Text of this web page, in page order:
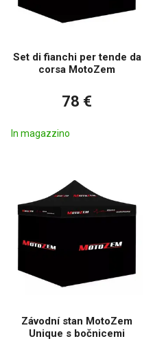
Set di fianchi per tende da
corsa MotoZem
78 €
In magazzino
Závodní stan MotoZem
Unique s bočnicemi